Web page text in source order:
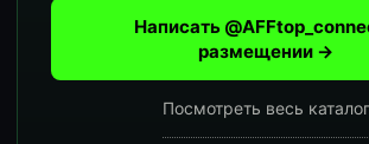
Написать
размещении →
Посмотреть весь каталог